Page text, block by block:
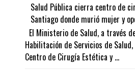
Salud Pública cierra centro de
Santiago donde murió mujer y
El Ministerio de Salud, a través
Habilitación de Servicios de
Centro de Cirugía Estética y ...